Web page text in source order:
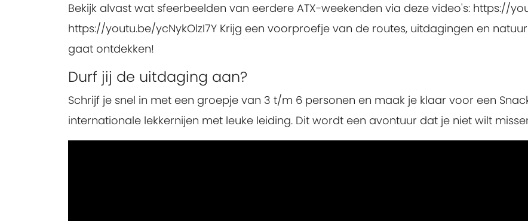
Bekijk alvast wat sfeerbeelden van eerdere ATX-weekenden via deze video's: https://
https://youtu.be/ycNykOlzI7Y Krijg een voorproefje van de routes, uitdagingen en
gaat ontdekken!
Durf jij de uitdaging aan?
Schrijf je snel in met een groepje van 3 t/m 6 personen en maak je klaar voor een
internationale lekkernijen met leuke leiding. Dit wordt een avontuur dat je niet wilt